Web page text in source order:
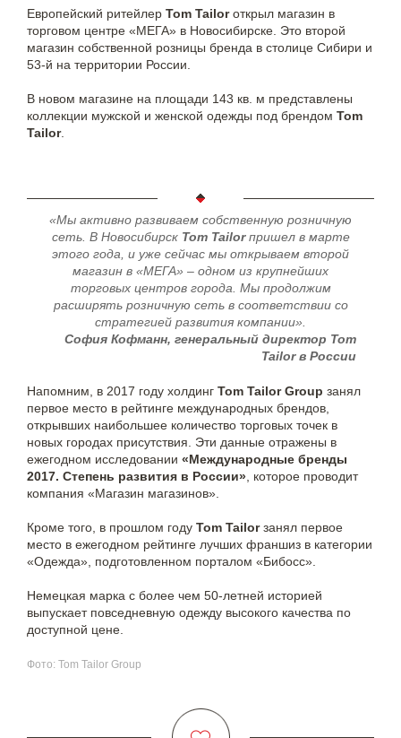
Европейский ритейлер Tom Tailorоткрыл магазин в
торговом центре «МЕГА» в Новосибирске. Это второй
магазин собственной розницы бренда в столице Сибири и
53-й на территории России.
В новом магазине на площади 143 кв. м представлены
коллекции мужской и женской одежды под брендом Tom
Tailor.
«Мы активно развиваем собственную розничную
сеть. В НовосибирскTom Tailorпришел в марте
этого года, и уже сейчас мы открываем второй
магазин в «МЕГА» – одном из крупнейших
торговых центров города. Мы продолжим
расширять розничную сеть в соответствии со
стратегией развития компании».
София Кофманн, генеральный директор Tom
Tailor в России
Напомним, в 2017 году холдинг Tom Tailor Group занял
первое место в рейтинге международных брендов,
открывших наибольшее количество торговых точек в
новых городах присутствия. Эти данные отражены в
ежегодном исследовании «Международные бренды
2017. Степень развития в России» , которое проводит
компания «Магазин магазинов».
Кроме того, в прошлом году Tom Tailorзанял первое
место в ежегодном рейтинге лучших франшиз в категории
«Одежда», подготовленном порталом «Бибосс».
Немецкая марка с более чем 50-летней историей
выпускает повседневную одежду высокого качества по
доступной цене.
Фото: Tom Tailor Group